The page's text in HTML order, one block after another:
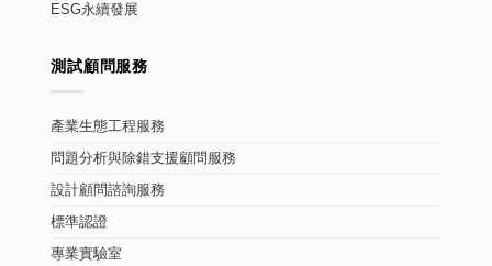
ESG永續發展
測試顧問服務
產業生態工程服務
問題分析與除錯支援顧問服務
設計顧問諮詢服務
標準認證
專業實驗室